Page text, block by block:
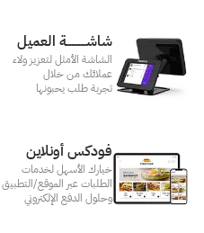
شاشـــــــــــة العميل
الشاشة الأمثل لتعزيز ولاء
عملائك من خلال
تجربة طلب يحبونها
فودكس أونلاين
خيارك الأسهل لخدمات
الطلبات عبر الموقع/التطبيق
وحلول الدفع الإلكتروني